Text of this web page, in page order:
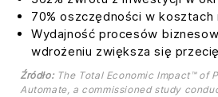
70% oszczędności w kosztach
Wydajność procesów
wdrożeniu zwiększa się
Źródło:The Total Economic Impact™ of
Automate, a commissioned study